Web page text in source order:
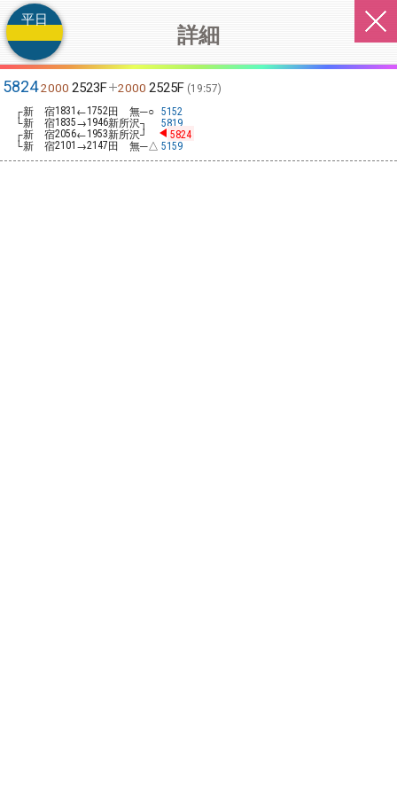
詳細
平日
58242000 2523F 2000 2525F 19:57
┌新 宿1831 ←1752田 無─○ 5152
└新 宿1835→1946新所沢┐ 5819
┌新 宿2056←1953新所沢┘ 5824
└新 宿2101 →2147田 無─△ 5159